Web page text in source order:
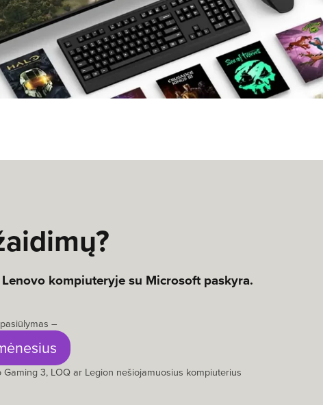
kompiuteryje su Microsoft paskyra.
–
3, LOQ ar Legion nešiojamuosius kompiuterius